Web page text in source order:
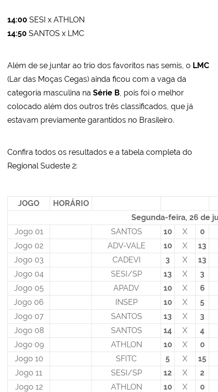
14:00 SESI x ATHLON
14:50 SANTOS x LMC
Além de se juntar ao trio dos favoritos nas semis, o LMC
(Lar das Moças Cegas) ainda ficou com a vaga da
categoria masculina na Série B , pois foi o melhor
colocado além dos outros três classificados, que já
estavam previamente garantidos no Brasileiro.
Confira todos os resultados e a tabela completa do
Regional Sudeste 2:
JOGO
HORÁRIO
Segunda-feira, 26 de
Jogo 01
SANTOS 10 X
0
Jogo 02
ADV-VALE 10 X
13
Jogo 03
CADEVI 3 X
13
Jogo 04
SESI/SP 13 X
3
Jogo 05
APADV 10 X
6
Jogo 06
INSEP 10 X
5
Jogo 07
SANTOS 13 X
3
Jogo 08
SANTOS 14 X
4
Jogo 09
ATHLON 10 X
0
Jogo 10
SFITC 5 X
15
Jogo 11
SESI/SP 12 X
2
Jogo 12
ATHLON 10 X
0